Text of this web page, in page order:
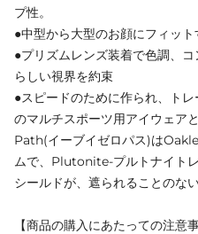
プ性。
●中型から大型のお顔にフィッ
●プリズムレンズ装着で色調、
らしい視界を約束
●スピードのために作られ、ト
のマルチスポーツ用アイウェア
Path(イーブイゼロパス)は
ムで、Plutonite‐プルトナイト
シールドが、遮られることのな
【商品の購入にあたっての注意事